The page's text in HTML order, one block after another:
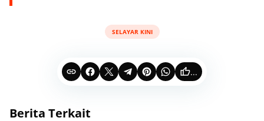
SELAYAR KINI
...
Berita Terkait